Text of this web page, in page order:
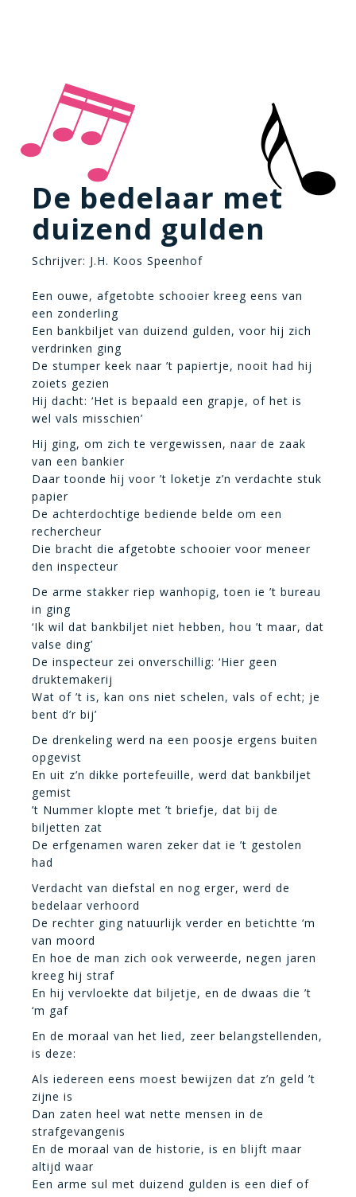
De bedelaar met
duizend gulden
Schrijver: J.H. Koos Speenhof
Een ouwe, afgetobte schooier kreeg eens van
een zonderling
Een bankbiljet van duizend gulden, voor hij zich
verdrinken ging
De stumper keek naar ’t papiertje, nooit had hij
zoiets gezien
Hij dacht: ‘Het is bepaald een grapje, of het is
wel vals misschien’
Hij ging, om zich te vergewissen, naar de zaak
van een bankier
Daar toonde hij voor ’t loketje z’n verdachte stuk
papier
De achterdochtige bediende belde om een
rechercheur
Die bracht die afgetobte schooier voor meneer
den inspecteur
De arme stakker riep wanhopig, toen ie ’t bureau
in ging
‘Ik wil dat bankbiljet niet hebben, hou ’t maar, dat
valse ding’
De inspecteur zei onverschillig: ‘Hier geen
druktemakerij
Wat of ’t is, kan ons niet schelen, vals of echt; je
bent d’r bij’
De drenkeling werd na een poosje ergens buiten
opgevist
En uit z’n dikke portefeuille, werd dat bankbiljet
gemist
’t Nummer klopte met ’t briefje, dat bij de
biljetten zat
De erfgenamen waren zeker dat ie ’t gestolen
had
Verdacht van diefstal en nog erger, werd de
bedelaar verhoord
De rechter ging natuurlijk verder en betichtte ‘m
van moord
En hoe de man zich ook verweerde, negen jaren
kreeg hij straf
En hij vervloekte dat biljetje, en de dwaas die ’t
‘m gaf
En de moraal van het lied, zeer belangstellenden,
is deze:
Als iedereen eens moest bewijzen dat z’n geld ’t
zijne is
Dan zaten heel wat nette mensen in de
strafgevangenis
En de moraal van de historie, is en blijft maar
altijd waar
Een arme sul met duizend gulden is een dief of